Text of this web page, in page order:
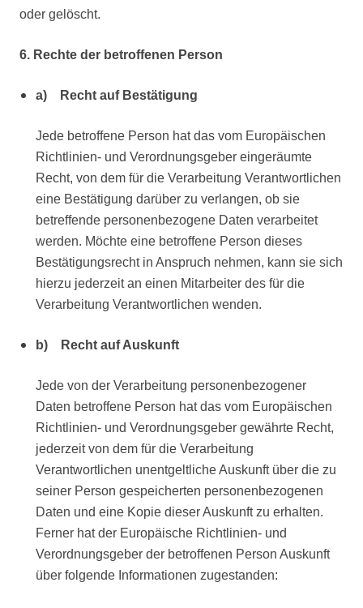
oder gelöscht.
6. Rechte der betroffenen Person
a) Recht auf Bestätigung
Jede betroffene Person hat das vom Europäischen
Richtlinien- und Verordnungsgeber eingeräumte
Recht, von dem für die Verarbeitung Verantwortlichen
eine Bestätigung darüber zu verlangen, ob sie
betreffende personenbezogene Daten verarbeitet
werden. Möchte eine betroffene Person dieses
Bestätigungsrecht in Anspruch nehmen, kann sie sich
hierzu jederzeit an einen Mitarbeiter des für die
Verarbeitung Verantwortlichen wenden.
b) Recht auf Auskunft
Jede von der Verarbeitung personenbezogener
Daten betroffene Person hat das vom Europäischen
Richtlinien- und Verordnungsgeber gewährte Recht,
jederzeit von dem für die Verarbeitung
Verantwortlichen unentgeltliche Auskunft über die zu
seiner Person gespeicherten personenbezogenen
Daten und eine Kopie dieser Auskunft zu erhalten.
Ferner hat der Europäische Richtlinien- und
Verordnungsgeber der betroffenen Person Auskunft
über folgende Informationen zugestanden: